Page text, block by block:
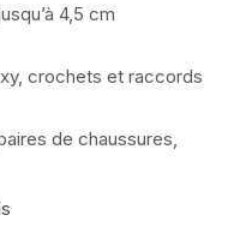
4,5 cm
crochets et raccords
de chaussures,